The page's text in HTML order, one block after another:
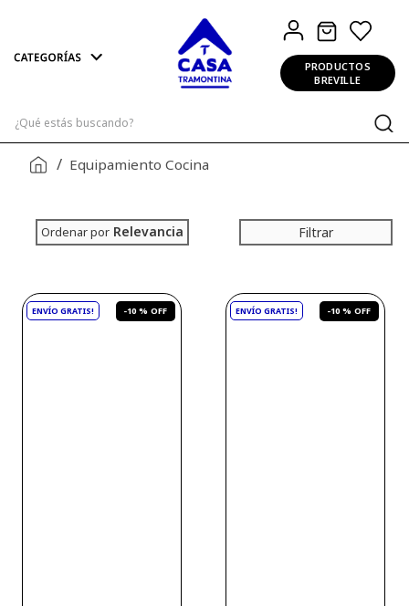
PRODUCTOS
BREVILLE
Equipamiento Cocina
Ordenar por Relevancia Filtrar
-10 % -10 %